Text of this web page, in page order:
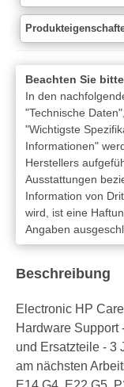
Beachten Sie
In den
"Technische
"Wichtigste
Informationen"
Herstellers
Ausstattungen
Information von
wird, ist eine
Angaben
Beschreibung
Electronic HP
Hardware Support
und Ersatzteile - 3
am nächsten